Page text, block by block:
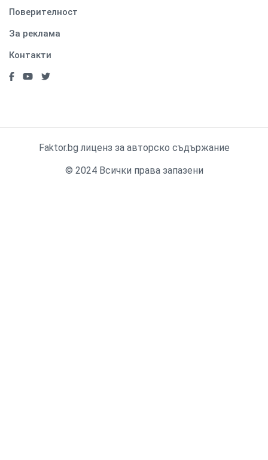
Поверителност
За реклама
Контакти
Faktor.bg лиценз за авторско съдържание
© 2024 Всички права запазени